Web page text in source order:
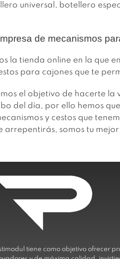
universal, botellero
de mecanismos
la tienda online en la que
para cajones que te
el objetivo de hacerte la
del día, por ello hemos
y cestos que
arrepentirás, somos tu
tiene como objetivo ofrecer